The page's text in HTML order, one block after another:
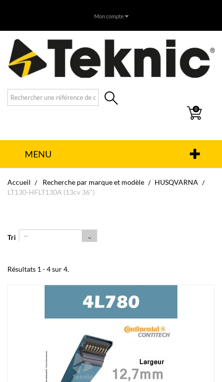
Mon compte
0
MENU
Accueil Recherche par marque et modèle
HUSQVARNA
LT130-HFLT130A (13cv 36")
Tri --
Résultats 1 - 4 sur 4.